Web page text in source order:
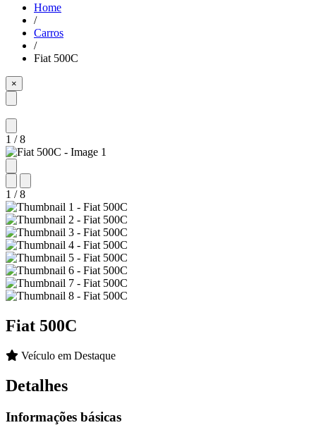
Home
/
Carros
/
Fiat 500C
×
1 / 8
1 / 8
Fiat 500C
Veículo em Destaque
Detalhes
Informações básicas